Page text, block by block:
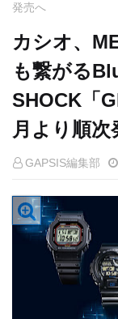
発売へ
カシオ、
も繋がる
SHOCK「
月より順次
GAPSIS編集部